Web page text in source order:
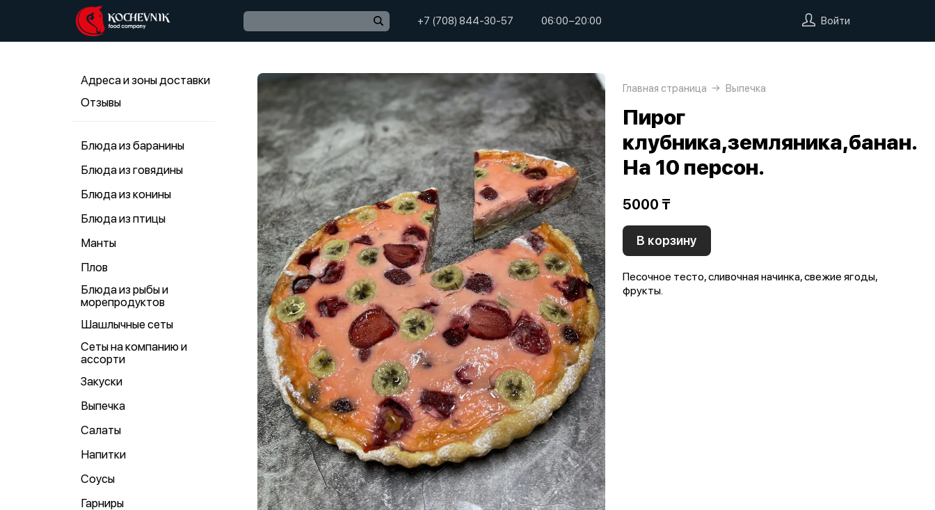
+7 (708) 844-30-57 06:00−20:00 Войти
Адреса и зоны доставки
Отзывы
Блюда из баранины
Блюда из говядины
Блюда из конины
Блюда из птицы
Манты
Плов
Блюда из рыбы и
морепродуктов
Шашлычные сеты
Сеты на компанию и
ассорти
Закуски
Выпечка
Салаты
Напитки
Соусы
Гарниры
Главная страница Выпечка
Пирог
клубника,земляника,банан.
На 10 персон.
5000 ₸
В корзину
Песочное тесто, сливочная начинка, свежие ягоды,
фрукты.